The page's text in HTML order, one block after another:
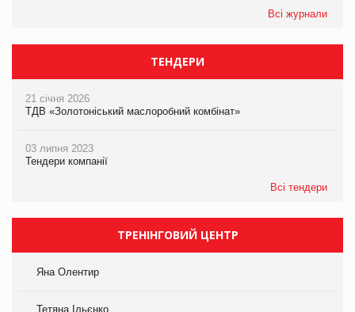
Всі журнали
ТЕНДЕРИ
21 січня 2026
ТДВ «Золотоніський маслоробний комбінат»
03 липня 2023
Тендери компанії
Всі тендери
ТРЕНІНГОВИЙ ЦЕНТР
Яна Олентир
Тетяна Ільєнко